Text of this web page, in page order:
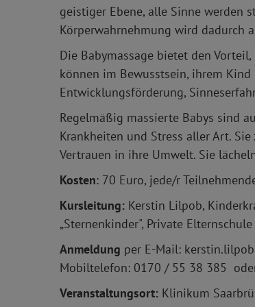
geistiger Ebene, alle Sinne werden
Körperwahrnehmung wird dadurch
Die Babymassage bietet den
können im Bewusstsein, ihrem
Entwicklungsförderung,
Regelmäßig massierte Babys sind
Krankheiten und Stress aller Art.
Vertrauen in ihre Umwelt. Sie
Kosten: 70 Euro, jede/r
Kursleitung: Kerstin Lilpob,
„Sternenkinder", Private
Anmeldung per E-Mail:
Mobiltelefon: 0170 / 55 38 385
Veranstaltungsort: Klinikum